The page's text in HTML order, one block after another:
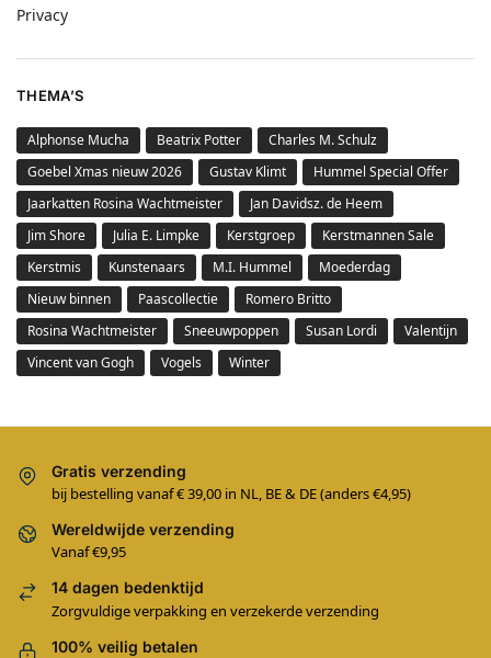
Privacy
THEMA’S
Alphonse Mucha Beatrix Potter
Charles M. Schulz
Goebel Xmas nieuw 2026
Gustav Klimt
Hummel Special Offer
Jaarkatten Rosina Wachtmeister
Jan Davidsz. de Heem
Jim Shore
Julia E. Limpke Kerstgroep
Kerstmannen Sale
Kerstmis
Kunstenaars M.I. Hummel
Moederdag
Nieuw binnen
Paascollectie
Romero Britto
Rosina Wachtmeister
Sneeuwpoppen Susan Lordi
Valentijn
Vincent van Gogh
Vogels Winter
Gratis verzending
bij bestelling vanaf € 39,00 in NL, BE & DE (anders €4,95)
Wereldwijde verzending
Vanaf €9,95
14 dagen bedenktijd
Zorgvuldige verpakking en verzekerde verzending
100% veilig betalen